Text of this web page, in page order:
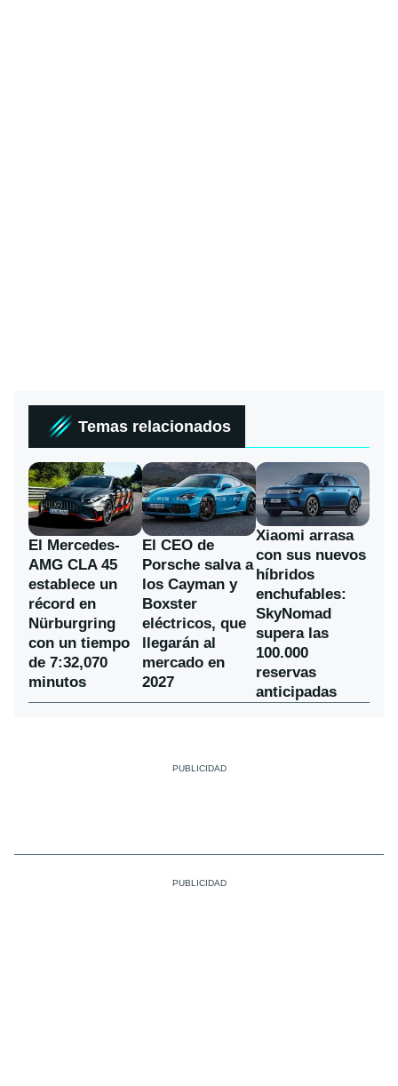
Temas relacionados
El Mercedes-
AMG CLA 45
establece un
récord en
Nürburgring
con un tiempo
de 7:32,070
minutos
El CEO de
Porsche salva a
los Cayman y
Boxster
eléctricos, que
llegarán al
mercado en
2027
Xiaomi arrasa
con sus nuevos
híbridos
enchufables:
SkyNomad
supera las
100.000
reservas
anticipadas